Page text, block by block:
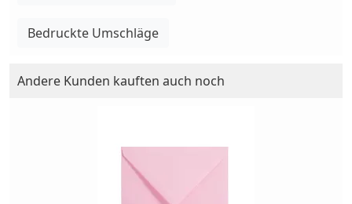
Bedruckte Umschläge
Andere Kunden kauften auch noch